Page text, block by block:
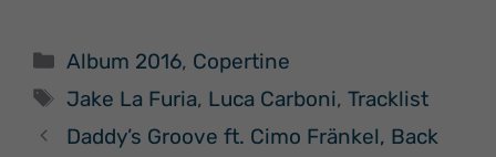
Categorie
Album 2016, Copertine
Tag
Jake La Furia, Luca Carboni,Tracklist
Daddy’s Groove ft. Cimo Fränkel, Back